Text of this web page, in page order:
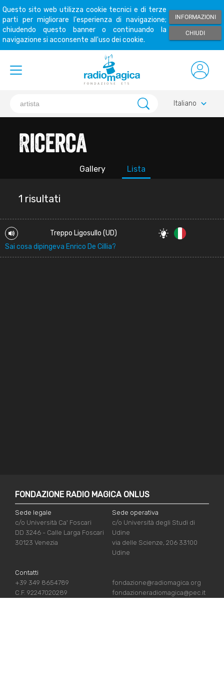
Questo sito web utilizza cookie tecnici e di terze
parti per migliorare l'esperienza di navigazione;
chiudendo questo banner o continuando la
navigazione si acconsente all'uso dei cookie.
INFORMAZIONI
CHIUDI
Italiano keyboard_arrow_down
Ricerca
Gallery Lista
1 risultati
Treppo Ligosullo (UD)
Sai cosa dipingeva Enrico De Cillia?
FONDAZIONE RADIO MAGICA ONLUS
Sede legale
c/o Università Ca' Foscari
DD 3246 - Calle Larga Foscari
30123 Venezia
Sede operativa
c/o Università degli Studi di
Udine
via delle Scienze, 206 33100
Udine
Contatti
+39 349 8654789
C.F. 92247020289
fondazione@radiomagica.org
fondazioneradiomagica@pec.it